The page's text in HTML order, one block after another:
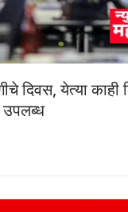
दिवस, येत्या काही
उपलब्ध